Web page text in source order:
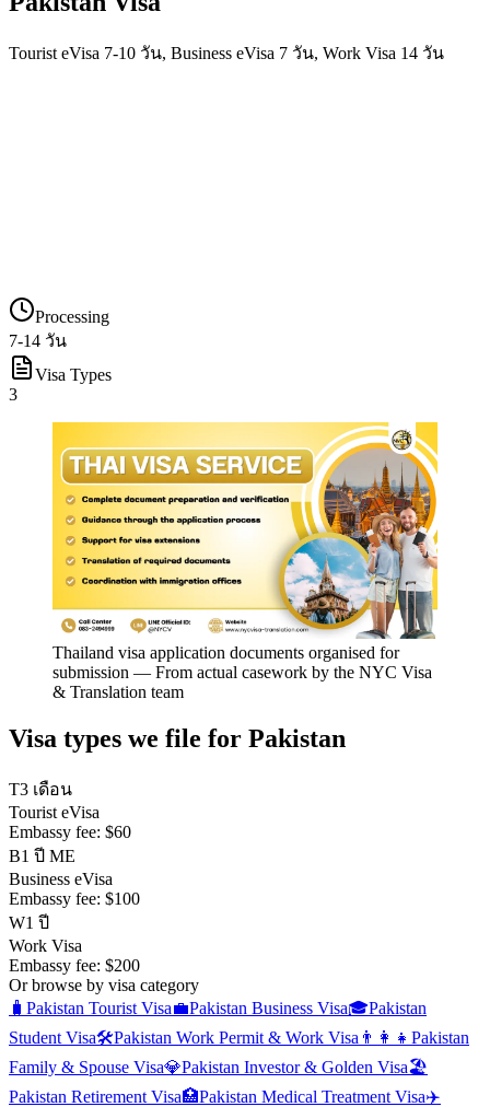
Tourist eVisa 7-10 วัน, Business eVisa 7 วัน, Work Visa 14 วัน
Processing
7-14 วัน
Visa Types
3
Thailand visa application documents organised for
submission — From actual casework by the NYC Visa
& Translation team
Visa types we file for Pakistan
T3 เดือน
Tourist eVisa
Embassy fee: $60
B1 ปี ME
Business eVisa
Embassy fee: $100
W1 ปี
Work Visa
Embassy fee: $200
Or browse by visa category
🧳 Pakistan Tourist Visa💼Pakistan Business Visa🎓Pakistan
Student Visa🛠️Pakistan Work Permit & Work Visa 👨‍👩‍👧 Pakistan
Family & Spouse Visa💎Pakistan Investor & Golden Visa🏖️
Pakistan Retirement Visa🏥Pakistan Medical Treatment Visa✈️